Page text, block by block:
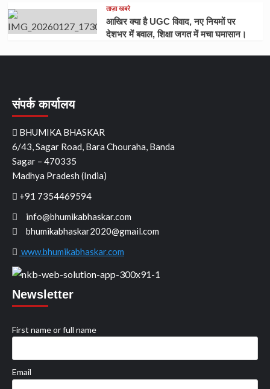
ताज़ा खबरे
आखिर क्या है UGC विवाद, नए नियमों पर
देशभर में बवाल, शिक्षा जगत में मचा घमासान।
संपर्क कार्यालय
BHUMIKA BHASKAR
6/43, Sagar Road, Bara Chouraha, Banda
Sagar – 470335
Madhya Pradesh (India)
+91 7354469594
info@bhumikabhaskar.com
bhumikabhaskar2020@gmail.com
www.bhumikabhaskar.com
Newsletter
First name or full name
Email